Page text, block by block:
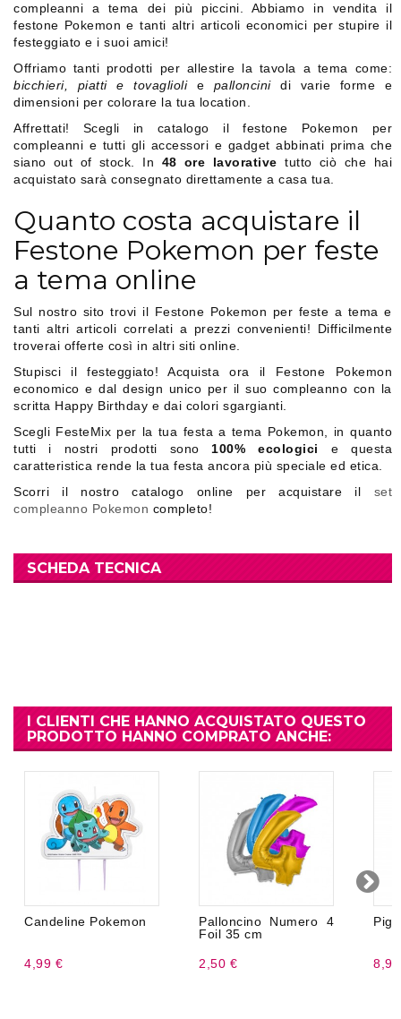
compleanni a tema dei più piccini. Abbiamo in vendita il
festone Pokemon e tanti altri articoli economici per stupire il
festeggiato e i suoi amici!
Offriamo tanti prodotti per allestire la tavola a tema come:
bicchieri, piatti e tovaglioli e palloncini di varie forme e
dimensioni per colorare la tua location.
Affrettati! Scegli in catalogo il festone Pokemon per
compleanni e tutti gli accessori e gadget abbinati prima che
siano out of stock. In 48 ore lavorative tutto ciò che hai
acquistato sarà consegnato direttamente a casa tua.
Quanto costa acquistare il
Festone Pokemon per feste
a tema online
Sul nostro sito trovi il Festone Pokemon per feste a tema e
tanti altri articoli correlati a prezzi convenienti! Difficilmente
troverai offerte così in altri siti online.
Stupisci il festeggiato! Acquista ora il Festone Pokemon
economico e dal design unico per il suo compleanno con la
scritta Happy Birthday e dai colori sgargianti.
Scegli FesteMix per la tua festa a tema Pokemon, in quanto
tutti i nostri prodotti sono100% ecologici
e questa
caratteristica rende la tua festa ancora più speciale ed etica.
Scorri il nostro catalogo online per acquistare il
set
compleanno Pokemon completo!
SCHEDA TECNICA
I CLIENTI CHE HANNO ACQUISTATO QUESTO
PRODOTTO HANNO COMPRATO ANCHE:
Candeline Pokemon
4,99 €
Palloncino Numero 4
Foil 35 cm
2,50 €